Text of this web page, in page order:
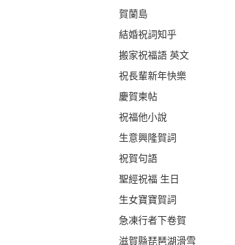
賀蘭島
結婚祝詞知乎
搬家祝福語 英文
祝長輩新年快樂
慶賀柬帖
祝福他小說
生意興隆賀詞
祝賀句語
聖經祝福 生日
生女寶寶賀詞
急凍行者下卷賀
滋賀縣琵琶湖滑雪